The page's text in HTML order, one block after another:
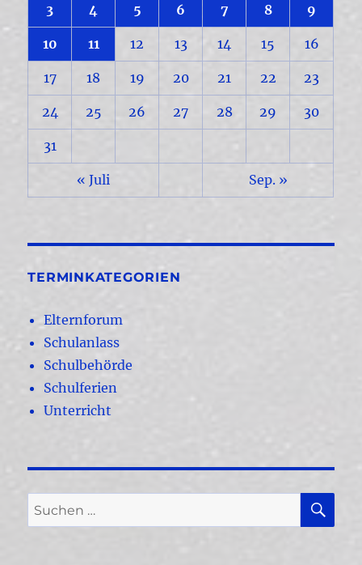
3 4 5 6 7 8 9
10 11 12 13 14 15 16
17 18 19 20 21 22 23
24 25 26 27 28 29 30
31
« Juli Sep. »
TERMINKATEGORIEN
Elternforum
Schulanlass
Schulbehörde
Schulferien
Unterricht
Suchen
nach: